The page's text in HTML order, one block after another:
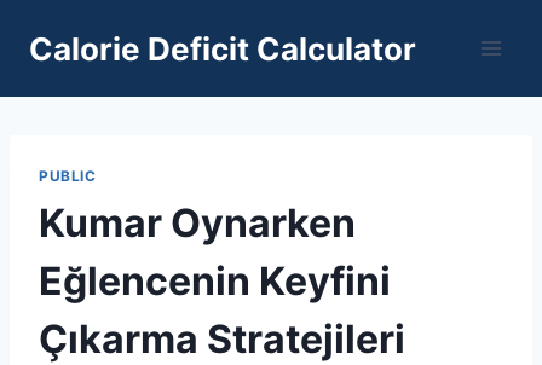
Calorie Deficit Calculator
PUBLIC
Kumar Oynarken
Eğlencenin Keyfini
Çıkarma Stratejileri